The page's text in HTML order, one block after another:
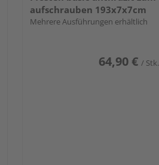
aufschrauben 193x7x7cm
Mehrere Ausführungen erhältlich
64,90 € / Stk.